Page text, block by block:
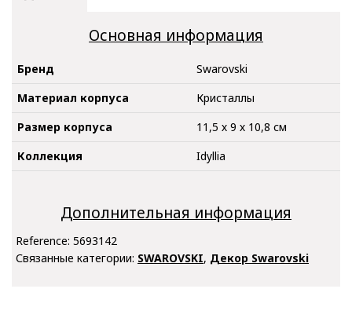
Основная информация
Бренд
Swarovski
Материал корпуса
Кристаллы
Размер корпуса
11,5 х 9 х 10,8 см
Коллекция
Idyllia
Дополнительная информация
Reference: 5693142
Связанные категории: SWAROVSKI, Декор Swarovski